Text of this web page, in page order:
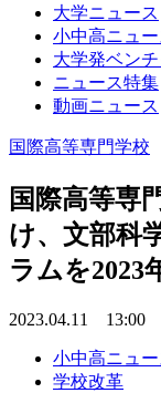
大学ニュース
小中高ニュー
大学発ベン
ニュース特集
動画ニュース
国際高等専門学校
国際高等専
け、文部科
ラムを2023
2023.04.11 13:00
小中高ニュー
学校改革